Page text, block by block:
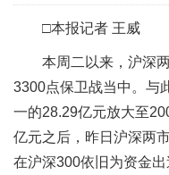
□本报记者 王威
本周二以来，沪深
3300点保卫战当中。与
一的28.29亿元放大至
亿元之后，昨日沪深两
在沪深300依旧为资金出